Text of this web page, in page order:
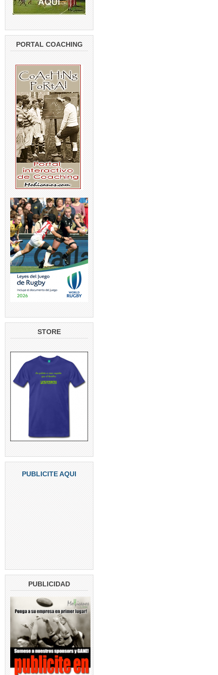
PORTAL COACHING
STORE
PUBLICITE AQUI
PUBLICIDAD